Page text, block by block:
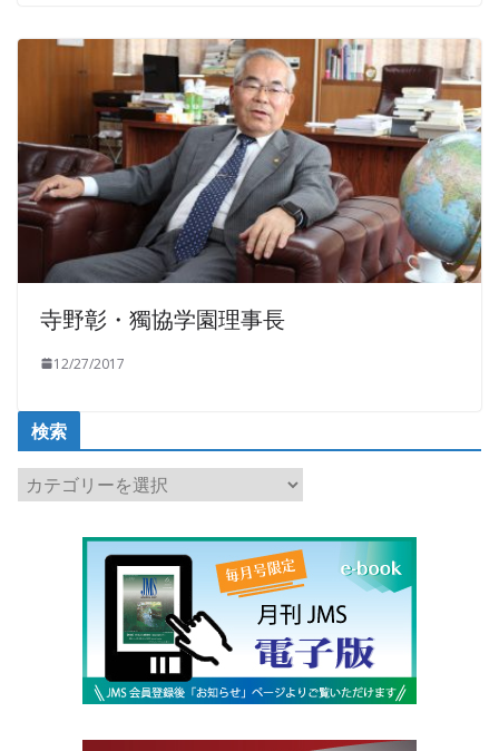
寺野彰・獨協学園理事長
12/27/2017
検索
検
索